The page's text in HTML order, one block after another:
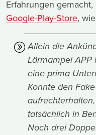
Erfahrungen
Google-Play-Store,
Allein die
Lärmampel APP
eine prima
Konnte den
tatsächlich in
Noch drei